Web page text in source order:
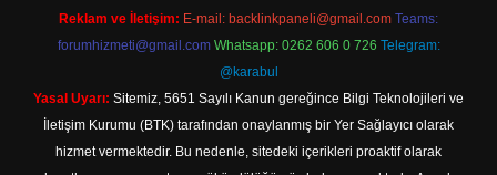
Reklam ve İletişim: E-mail: backlinkpaneli@gmail.com Teams:
forumhizmeti@gmail.com Whatsapp: 0262 606 0 726 Telegram:
@karabul
Yasal Uyarı: Sitemiz, 5651 Sayılı Kanun gereğince Bilgi Teknolojileri ve
İletişim Kurumu (BTK) tarafından onaylanmış bir Yer Sağlayıcı olarak
hizmet vermektedir. Bu nedenle, sitedeki içerikleri proaktif olarak